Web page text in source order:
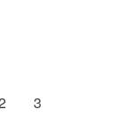
3